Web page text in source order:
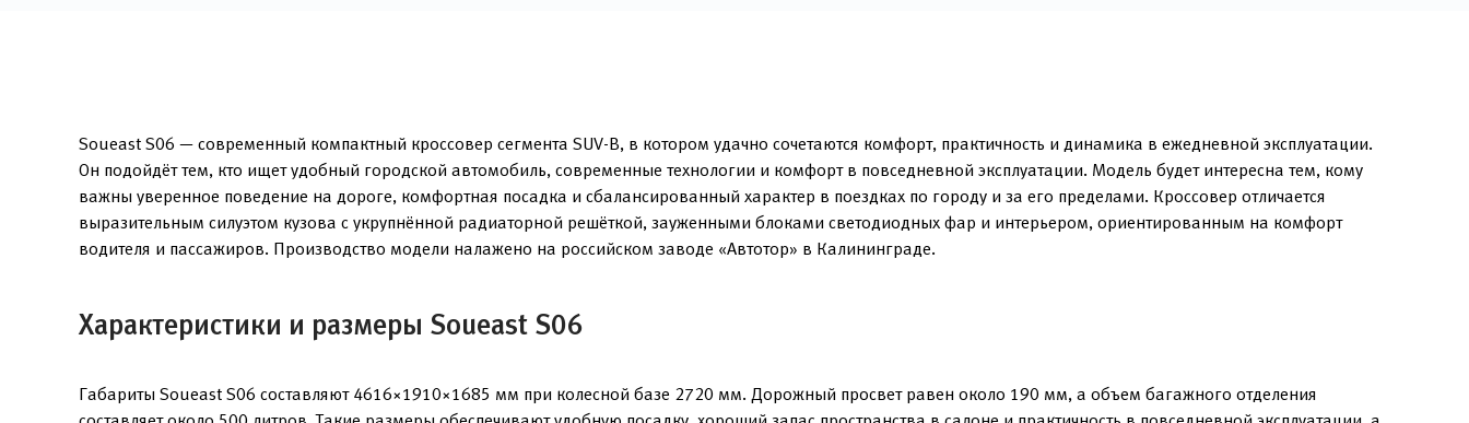
Soueast S06 — современный компактный кроссовер сегмента SUV-B, в котором удачно сочетаются комфорт, практичность и динамика в ежедневной эксплуатации.
Он подойдёт тем, кто ищет удобный городской автомобиль, современные технологии и комфорт в повседневной эксплуатации. Модель будет интересна тем, кому
важны уверенное поведение на дороге, комфортная посадка и сбалансированный характер в поездках по городу и за его пределами. Кроссовер отличается
выразительным силуэтом кузова с укрупнённой радиаторной решёткой, зауженными блоками светодиодных фар и интерьером, ориентированным на комфорт
водителя и пассажиров. Производство модели налажено на российском заводе «Автотор» в Калининграде.
Характеристики и размеры Soueast S06
Габариты Soueast S06 составляют 4616×1910×1685 мм при колесной базе 2720 мм. Дорожный просвет равен около 190 мм, а объем багажного отделения